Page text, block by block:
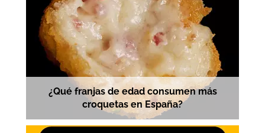
¿Qué franjas de edad consumen más
croquetas en España?